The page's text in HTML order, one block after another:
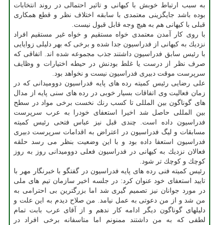
به سبب ارتباط خوبش با كیهانی و تاثیر احتمالی در روند انتخابات
بوده باشد جایگزینی معتمدی با سابقه اختلاف نظر و قطع همكاری
قبلی با كیهانی هم به هیچ وجه قابل قبول نیست.
با روی كار آمدن معتمدی خواه مستقیم و خواه غیر مستقیم افراد
نزدیك به كیهانی از فدراسیون جدا شده و برخی كه بهر دلیلی زوایایی
با رئیس سابق فدراسیون داشتند جذب مجموعه شده اند. اتفاقی كه
صرف نظر از درست یا غلط بودنش در حیطه اختیارات و وظایف
سرپرست موقت دبیری فدراسیون نیست و نخواهد بود.
علی رضایی رئیس كمیته رده های پایه فدراسیون دوومیدانی كه در
زمان فعالیت وی اتفاقات بسیار خوبی در رده های سنی پایه از مدال
های گوناگون بین المللی تا كسب رنك نخست برخی مواد در سطح
بین المللی حاصل شد اخیرا استعفای خودرا به عرب سرپرست
فدراسیون داده است. چندی قبل نیز عباس فتحی رئیس كمیته
مسابقات و لیگ فدراسیون در اعتراض به اقدامات سرپرست دبیری
فدراسیون استعفا داده بود و با این وضعیت بنظر می رسد حلقه
فعالان نزدیك به كیهانی در فدراسیون فعلی دوومیدانی روز به روز
كوچك و كوچك تر شود.
رئیس كمیته فنی رده های پایه فدراسیون در گفتگو با خبرنگار مهر با
تایید استعفای خود عنوان كرد: در جلسه اخیر سازمان تیم های ملی
در مورد جوانان نیز تصمیم گیری شد اما بزرگترین بی احترامی به
من شد و از من دعوتی به عمل نیامد. من صلاح دیدم به این علت و
دلیلهای گوناگون دیگر ادامه كار ندهم و از آقای عرب بابت تمام
لطفی كه به من داشتند ممنونم اما متاسفانه برخی افراد در